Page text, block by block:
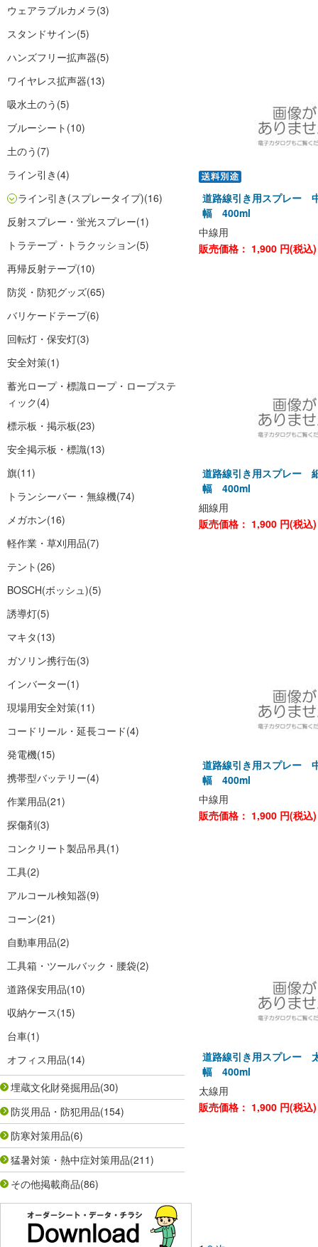
ウェアラブルカメラ(3)
スタンドサイン(5)
ハンズフリー拡声器(5)
ワイヤレス拡声器(13)
吸水土のう (5)
ブルーシート (10)
土のう (7)
ライン引き (4)
ライン引き(スプレータイプ)(16)
反射スプレー・蛍光スプレー(1)
トラテープ・トラクッション(5)
再帰反射テープ(10)
防災・防犯グッズ(65)
バリケードテープ(6)
回転灯・保安灯(3)
安全対策(1)
蓄光ロープ・標識ロープ・ロープステ
ィック(4)
標示板・掲示板(23)
安全掲示板・標識(13)
旗(11)
トランシーバー・無線機(74)
メガホン(16)
軽作業・草刈用品(7)
テント (26)
BOSCH(ボッシュ)(5)
誘導灯(5)
マキタ(13)
ガソリン携行缶(3)
インバーター(1)
現場用安全対策(11)
コードリール・延長コード(4)
発電機(15)
携帯型バッテリー(4)
作業用品(21)
探傷剤(3)
コンクリート製品吊具(1)
工具(2)
アルコール検知器(9)
コーン(21)
自動車用品(2)
工具箱・ツールバック・腰袋(2)
道路保安用品(10)
収納ケース(15)
台車(1)
オフィス用品(14)
埋蔵文化財発掘用品(30)
防災用品・防犯用品(154)
防寒対策用品(6)
猛暑対策・熱中症対策用品(211)
その他掲載商品(86)
道路線引き用スプレ
幅 400ml
中線用
販売価格： 1,900 円(税
道路線引き用スプレ
幅 400ml
細線用
販売価格： 1,900 円(税
道路線引き用スプレ
幅 400ml
中線用
販売価格： 1,900 円(税
道路線引き用スプレ
幅 400ml
太線用
販売価格： 1,900 円(税